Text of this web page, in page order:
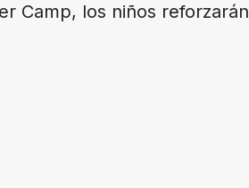
Camp, los niños reforzarán